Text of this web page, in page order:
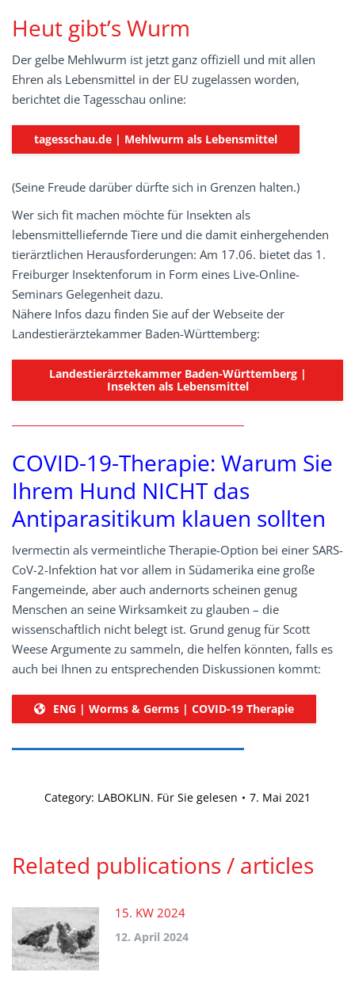
Heut gibt’s Wurm
Der gelbe Mehlwurm ist jetzt ganz offiziell und mit allen
Ehren als Lebensmittel in der EU zugelassen worden,
berichtet die Tagesschau online:
tagesschau.de | Mehlwurm als Lebensmittel
(Seine Freude darüber dürfte sich in Grenzen halten.)
Wer sich fit machen möchte für Insekten als
lebensmittelliefernde Tiere und die damit einhergehenden
tierärztlichen Herausforderungen: Am 17.06. bietet das 1.
Freiburger Insektenforum in Form eines Live-Online-
Seminars Gelegenheit dazu.
Nähere Infos dazu finden Sie auf der Webseite der
Landestierärztekammer Baden-Württemberg:
Landestierärztekammer Baden-Württemberg |
Insekten als Lebensmittel
COVID-19-Therapie: Warum Sie
Ihrem Hund NICHT das
Antiparasitikum klauen sollten
Ivermectin als vermeintliche Therapie-Option bei einer SARS-
CoV-2-Infektion hat vor allem in Südamerika eine große
Fangemeinde, aber auch andernorts scheinen genug
Menschen an seine Wirksamkeit zu glauben – die
wissenschaftlich nicht belegt ist. Grund genug für Scott
Weese Argumente zu sammeln, die helfen könnten, falls es
auch bei Ihnen zu entsprechenden Diskussionen kommt:
ENG | Worms & Germs | COVID-19 Therapie
Category: LABOKLIN. Für Sie gelesen 7. Mai 2021
Related publications / articles
15. KW 2024
12. April 2024